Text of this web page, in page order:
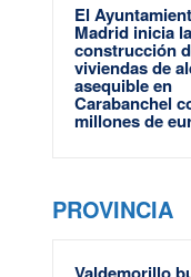
El
Madrid inicia la
construcción
viviendas de
asequible en
Carabanchel
millones de
PROVINCIA